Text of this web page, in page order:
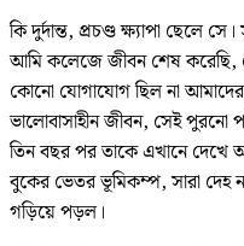
কি দুর্দান্ত, প্রচণ্ড ক্ষ্যাপা
আমি কলেজে জীবন শেষ করেছি,
কোনো যোগাযোগ ছিল না
ভালোবাসাহীন জীবন, সেই পুরনো
তিন বছর পর তাকে এখানে
বুকের ভেতর ভূমিকম্প, সারা দেহ
গড়িয়ে পড়ল।